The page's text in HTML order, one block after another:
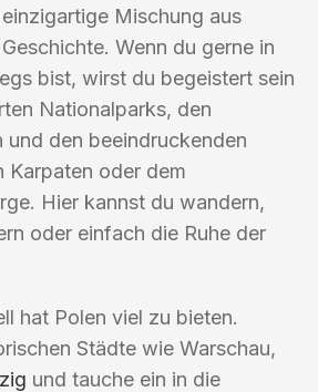
Mischung aus
Wenn du gerne in
bist, wirst du begeistert sein
Nationalparks, den
und den beeindruckenden
Karpaten oder dem
Hier kannst du wandern,
oder einfach die Ruhe der
hat Polen viel zu bieten.
Städte wie Warschau,
und tauche ein in die